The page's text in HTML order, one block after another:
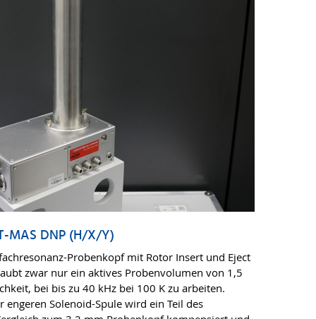
MAS DNP (H/X/Y)
Probenkopf mit Rotor Insert und Eject
zwar nur ein aktives Probenvolumen von 1,5
bei bis zu 40 kHz bei 100 K zu arbeiten.
Solenoid-Spule wird ein Teil des